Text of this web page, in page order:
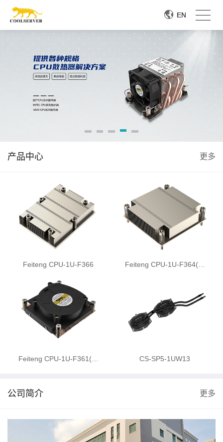
EN
EN
产品中心 更多
Feiteng CPU-1U-F366 Feiteng CPU-1U-F364(…
Feiteng CPU-1U-F361(… CS-SP5-1UW13
公司简介 更多